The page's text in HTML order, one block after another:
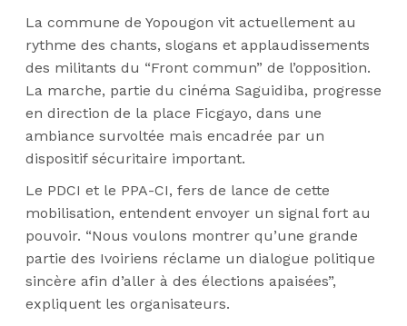
La commune de Yopougon vit actuellement au
rythme des chants, slogans et applaudissements
des militants du “Front commun” de l’opposition.
La marche, partie du cinéma Saguidiba, progresse
en direction de la place Ficgayo, dans une
ambiance survoltée mais encadrée par un
dispositif sécuritaire important.
Le PDCI et le PPA-CI, fers de lance de cette
mobilisation, entendent envoyer un signal fort au
pouvoir. “Nous voulons montrer qu’une grande
partie des Ivoiriens réclame un dialogue politique
sincère afin d’aller à des élections apaisées”,
expliquent les organisateurs.